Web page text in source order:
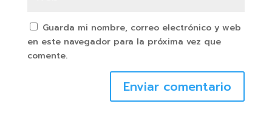
Guarda mi nombre, correo electrónico y web
en este navegador para la próxima vez que
comente.
Enviar comentario